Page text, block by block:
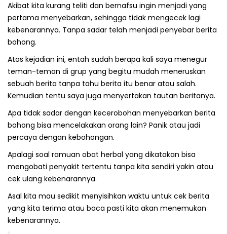
Akibat kita kurang teliti dan bernafsu ingin menjadi yang
pertama menyebarkan, sehingga tidak mengecek lagi
kebenarannya. Tanpa sadar telah menjadi penyebar berita
bohong.
Atas kejadian ini, entah sudah berapa kali saya menegur
teman-teman di grup yang begitu mudah meneruskan
sebuah berita tanpa tahu berita itu benar atau salah.
Kemudian tentu saya juga menyertakan tautan beritanya.
Apa tidak sadar dengan kecerobohan menyebarkan berita
bohong bisa mencelakakan orang lain? Panik atau jadi
percaya dengan kebohongan.
Apalagi soal ramuan obat herbal yang dikatakan bisa
mengobati penyakit tertentu tanpa kita sendiri yakin atau
cek ulang kebenarannya.
Asal kita mau sedikit menyisihkan waktu untuk cek berita
yang kita terima atau baca pasti kita akan menemukan
kebenarannya.